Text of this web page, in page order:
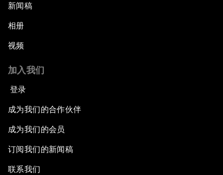
新闻稿
相册
视频
加入我们
登录
成为我们的合作伙伴
成为我们的会员
订阅我们的新闻稿
联系我们